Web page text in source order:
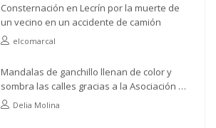
Consternación en Lecrín por la muerte de
un vecino en un accidente de camión
elcomarcal
Mandalas de ganchillo llenan de color y
sombra las calles gracias a la Asociación de
Vecinos Río Ízbor
Delia Molina